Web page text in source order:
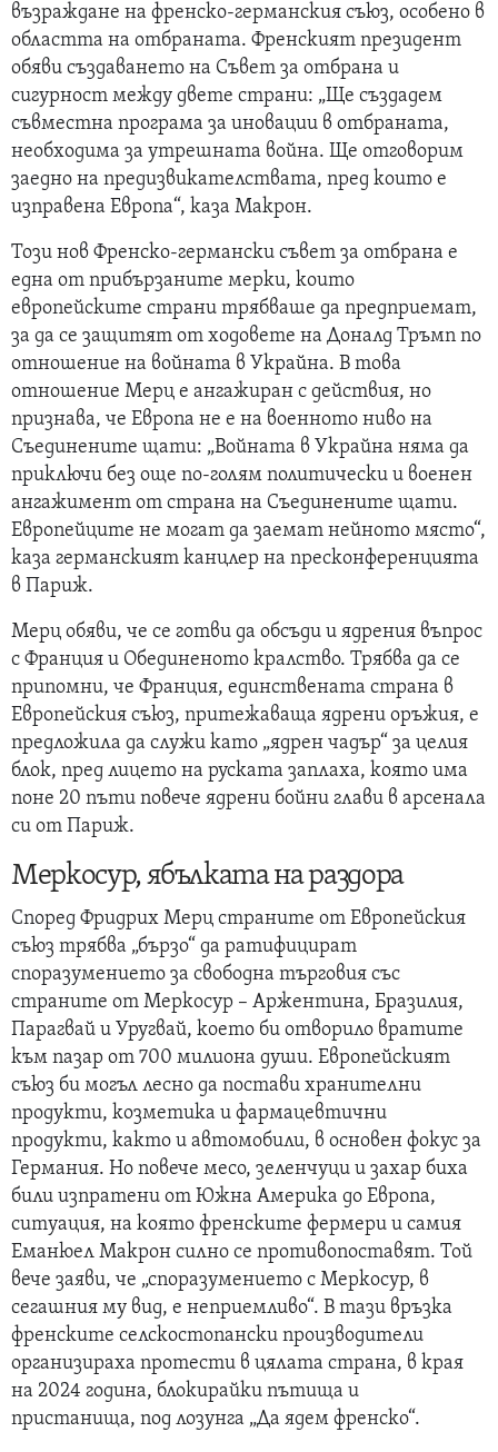
възраждане на френско-германския съюз, особено в
областта на отбраната. Френският президент
обяви създаването на Съвет за отбрана и
сигурност между двете страни: „Ще създадем
съвместна програма за иновации в отбраната,
необходима за утрешната война. Ще отговорим
заедно на предизвикателствата, пред които е
изправена Европа“, каза Макрон.
Този нов Френско-германски съвет за отбрана е
една от прибързаните мерки, които
европейските страни трябваше да предприемат,
за да се защитят от ходовете на Доналд Тръмп по
отношение на войната в Украйна. В това
отношение Мерц е ангажиран с действия, но
признава, че Европа не е на военното ниво на
Съединените щати: „Войната в Украйна няма да
приключи без още по-голям политически и военен
ангажимент от страна на Съединените щати.
Европейците не могат да заемат нейното място“,
каза германският канцлер на пресконференцията
в Париж.
Мерц обяви, че се готви да обсъди и ядрения въпрос
с Франция и Обединеното кралство. Трябва да се
припомни, че Франция, единствената страна в
Европейския съюз, притежаваща ядрени оръжия, е
предложила да служи като „ядрен чадър“ за целия
блок, пред лицето на руската заплаха, която има
поне 20 пъти повече ядрени бойни глави в арсенала
си от Париж.
Меркосур, ябълката на раздора
Според Фридрих Мерц страните от Европейския
съюз трябва „бързо“ да ратифицират
споразумението за свободна търговия със
страните от Меркосур – Аржентина, Бразилия,
Парагвай и Уругвай, което би отворило вратите
към пазар от 700 милиона души. Европейският
съюз би могъл лесно да постави хранителни
продукти, козметика и фармацевтични
продукти, както и автомобили, в основен фокус за
Германия. Но повече месо, зеленчуци и захар биха
били изпратени от Южна Америка до Европа,
ситуация, на която френските фермери и самия
Еманюел Макрон силно се противопоставят. Той
вече заяви, че „споразумението с Меркосур, в
сегашния му вид, е неприемливо“. В тази връзка
френските селскостопански производители
организираха протести в цялата страна, в края
на 2024 година, блокирайки пътища и
пристанища, под лозунга „Да ядем френско“.